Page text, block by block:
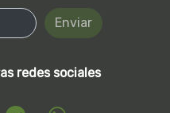
Enviar
redes sociales